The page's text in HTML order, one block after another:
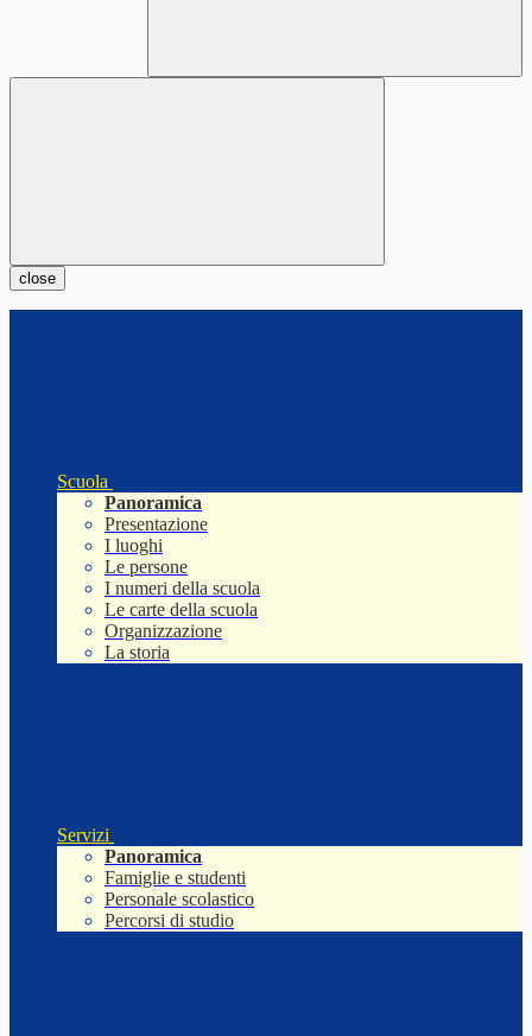
close
Scuola
Panoramica
Presentazione
I luoghi
Le persone
I numeri della scuola
Le carte della scuola
Organizzazione
La storia
Servizi
Panoramica
Famiglie e studenti
Personale scolastico
Percorsi di studio